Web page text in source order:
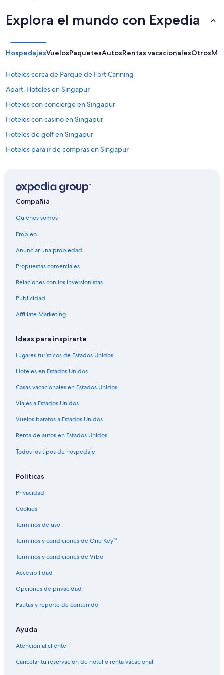
Explora el mundo con Expedia
HospedajesVuelosPaquetesAutosRentas vacacionalesOtros
Hoteles cerca de Parque de Fort Canning
Apart-Hoteles en Singapur
Hoteles con concierge en Singapur
Hoteles con casino en Singapur
Hoteles de golf en Singapur
Hoteles para ir de compras en Singapur
Hoteles de lujo en Singapur
Hoteles en la playa en Singapur
Hoteles familiares en Singapur
Hoteles baratos en Singapur
Hoteles boutique en Singapur
Hoteles cerca de la catedral en Singapur
Hoteles cerca del acuario en Singapur
Hoteles con bar en Singapur
Hoteles con desayuno incluido en Singapur
Hoteles con guardería en Singapur
Hoteles con parque acuático en Singapur
Hoteles con alberca en Singapur
Hoteles con restaurante en Singapur
Hoteles con traslado del/al aeropuerto en Singapur
Hoteles con vista al mar en Singapur
Hoteles para bodas en Singapur
Hoteles para fumadores en Singapur
Hoteles en Singapur
Apart-Hoteles en Singapur
B&B en Singapur
Campings en Singapur
Casas de campo en Singapur
Casas de huéspedes en Singapur
Hostales en Singapur
Hoteles Cápsula en Singapur
Residencias en Singapur
Compañía
Quiénes somos
Empleo
Anunciar una propiedad
Propuestas comerciales
Relaciones con los inversionistas
Publicidad
Affiliate Marketing
Ideas para inspirarte
Lugares turísticos de Estados Unidos
Hoteles en Estados Unidos
Casas vacacionales en Estados Unidos
Viajes a Estados Unidos
Vuelos baratos a Estados Unidos
Renta de autos en Estados Unidos
Todos los tipos de hospedaje
Políticas
Privacidad
Cookies
Términos de uso
Términos y condiciones de One Key™
Términos y condiciones de Vrbo
Accesibilidad
Opciones de privacidad
Pautas y reporte de contenido
Ayuda
Atención al cliente
Cancelar tu reservación de hotel o renta vacacional